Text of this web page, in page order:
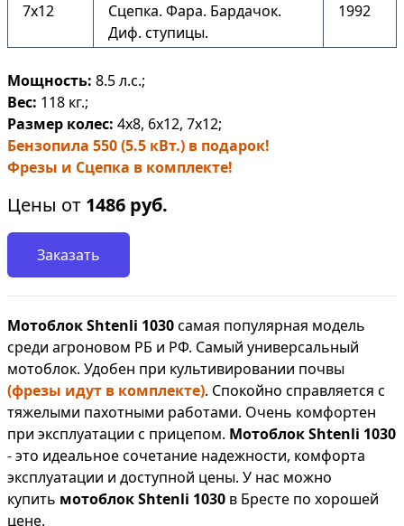
7х12
Сцепка. Фара. Бардачок.
Диф. ступицы.
1992
Мощность: 8.5 л.с.;
Вес: 118 кг.;
Размер колес: 4х8, 6х12, 7х12;
Бензопила 550 (5.5 кВт.) в подарок!
Фрезы и Сцепка в комплекте!
Цены от 1486 руб.
Заказать
Мотоблок Shtenli 1030самая популярная модель
среди агроновом РБ и РФ. Самый универсальный
мотоблок. Удобен при культивировании почвы
(фрезы идут в комплекте). Спокойно справляется с
тяжелыми пахотными работами. Очень комфортен
при эксплуатации с прицепом. Мотоблок Shtenli 1030
- это идеальное сочетание надежности, комфорта
эксплуатации и доступной цены. У нас можно
купить мотоблок Shtenli 1030 в Бресте по хорошей
цене.